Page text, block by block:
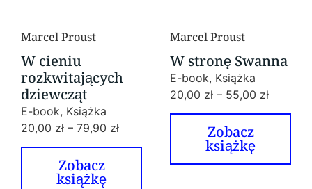
Marcel Proust
W cieniu
rozkwitających
dziewcząt
E-book, Książka
20,00 zł – 79,90 zł
Zobacz
książkę
Marcel Proust
W stronę Swanna
E-book, Książka
20,00 zł – 55,00 zł
Zobacz
książkę